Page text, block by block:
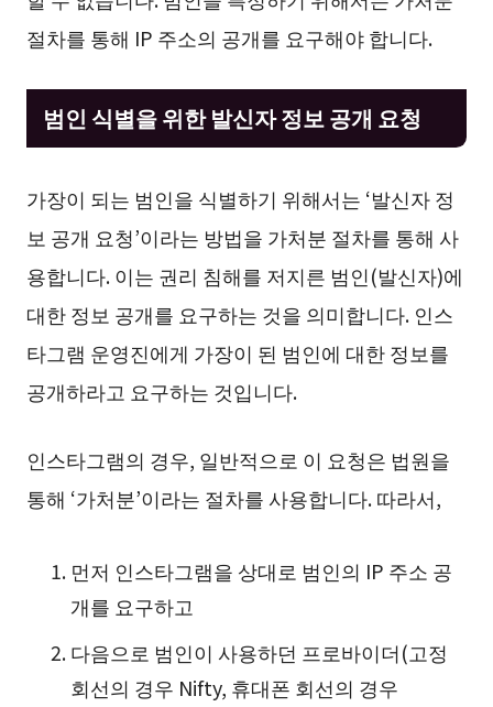
절차를 통해 IP 주소의 공개를 요구해야 합니다.
범인 식별을 위한 발신자 정보 공개 요청
가장이 되는 범인을 식별하기 위해서는 ‘발신자 정
보 공개 요청’이라는 방법을 가처분 절차를 통해 사
용합니다. 이는 권리 침해를 저지른 범인(발신자)에
대한 정보 공개를 요구하는 것을 의미합니다. 인스
타그램 운영진에게 가장이 된 범인에 대한 정보를
공개하라고 요구하는 것입니다.
인스타그램의 경우, 일반적으로 이 요청은 법원을
통해 ‘가처분’이라는 절차를 사용합니다. 따라서,
먼저 인스타그램을 상대로 범인의 IP 주소 공
개를 요구하고
다음으로 범인이 사용하던 프로바이더(고정
회선의 경우 Nifty, 휴대폰 회선의 경우